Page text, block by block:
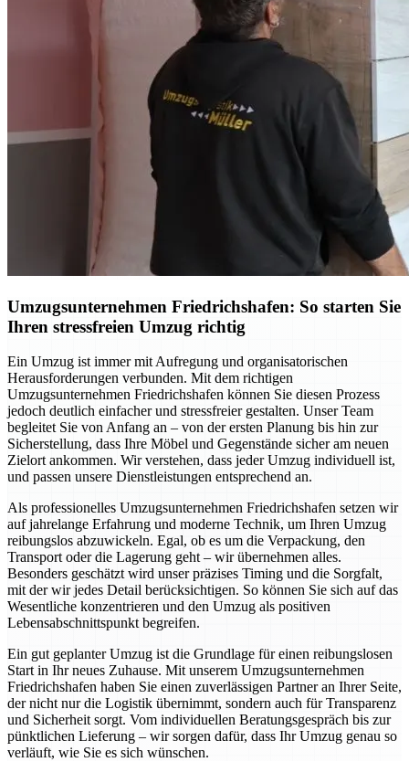
Umzugsunternehmen Friedrichshafen: So starten Sie
Ihren stressfreien Umzug richtig
Ein Umzug ist immer mit Aufregung und organisatorischen
Herausforderungen verbunden. Mit dem richtigen
Umzugsunternehmen Friedrichshafen können Sie diesen Prozess
jedoch deutlich einfacher und stressfreier gestalten. Unser Team
begleitet Sie von Anfang an – von der ersten Planung bis hin zur
Sicherstellung, dass Ihre Möbel und Gegenstände sicher am neuen
Zielort ankommen. Wir verstehen, dass jeder Umzug individuell ist,
und passen unsere Dienstleistungen entsprechend an.
Als professionelles Umzugsunternehmen Friedrichshafen setzen wir
auf jahrelange Erfahrung und moderne Technik, um Ihren Umzug
reibungslos abzuwickeln. Egal, ob es um die Verpackung, den
Transport oder die Lagerung geht – wir übernehmen alles.
Besonders geschätzt wird unser präzises Timing und die Sorgfalt,
mit der wir jedes Detail berücksichtigen. So können Sie sich auf das
Wesentliche konzentrieren und den Umzug als positiven
Lebensabschnittspunkt begreifen.
Ein gut geplanter Umzug ist die Grundlage für einen reibungslosen
Start in Ihr neues Zuhause. Mit unserem Umzugsunternehmen
Friedrichshafen haben Sie einen zuverlässigen Partner an Ihrer Seite,
der nicht nur die Logistik übernimmt, sondern auch für Transparenz
und Sicherheit sorgt. Vom individuellen Beratungsgespräch bis zur
pünktlichen Lieferung – wir sorgen dafür, dass Ihr Umzug genau so
verläuft, wie Sie es sich wünschen.